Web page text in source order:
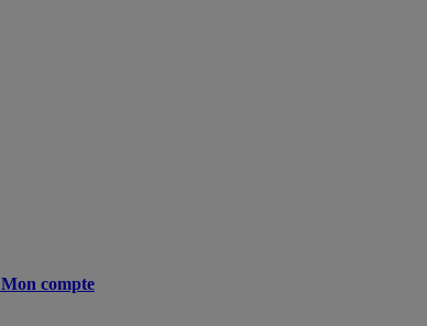
Mon compte